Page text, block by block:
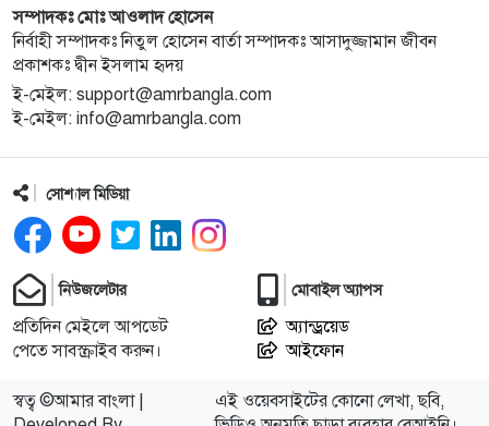
সম্পাদকঃ মোঃ আওলাদ হোসেন
নির্বাহী সম্পাদকঃ নিতুল হোসেন বার্তা সম্পাদকঃ আসাদুজ্জামান জীবন
প্রকাশকঃ দ্বীন ইসলাম হৃদয়
ই-মেইল: support@amrbangla.com
ই-মেইল: info@amrbangla.com
সোশ্যাল মিডিয়া
নিউজলেটার
প্রতিদিন মেইলে আপডেট
পেতে সাবস্ক্রাইব করুন।
মোবাইল অ্যাপস
অ্যান্ড্রয়েড
আইফোন
স্বত্ব ©আমার বাংলা |
এই ওয়েবসাইটের কোনো লেখা, ছবি,